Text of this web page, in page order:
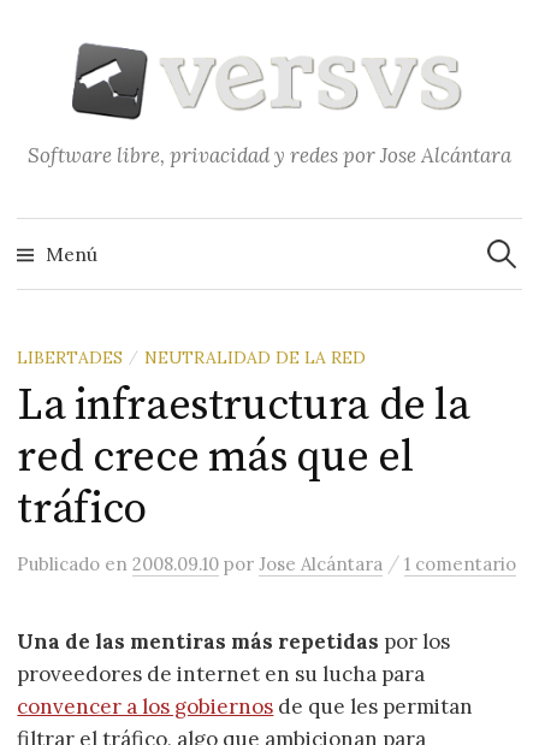
contenido
Software libre, privacidad y redes por Jose Alcántara
Menú
LIBERTADES / NEUTRALIDAD DE LA RED
La infraestructura de la
red crece más que el
tráfico
Publicado en2008.09.10 porJose Alcántara /1 comentario
Una de las mentiras más repetidas por los
proveedores de internet en su lucha para
convencer a los gobiernos de que les permitan
filtrar el tráfico, algo que ambicionan para